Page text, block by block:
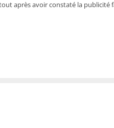
après avoir constaté la publicité